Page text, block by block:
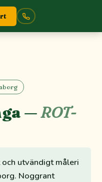
—ROT-
utvändigt måleri
Noggrant